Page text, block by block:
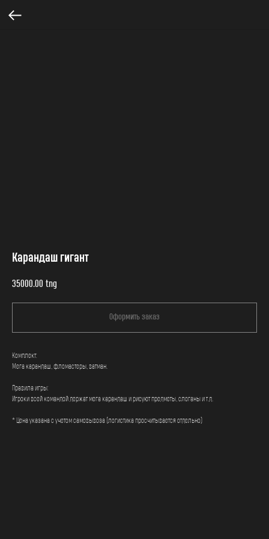
Карандаш гигант
35000.00 tng
Оформить заказ
Комплект:
Мега карандаш, фломастеры, ватман.
Правила игры:
Игроки всей командой держат мега карандаш и рисуют предметы, слоганы и т.д.
* Цена указана с учетом самовывоза (логистика просчитывается отдельно)